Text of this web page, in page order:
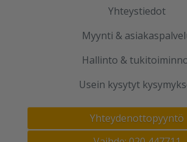
Yhteystiedot
Myynti &
Hallinto &
Usein kysytyt
Yhteydenottopyyntö